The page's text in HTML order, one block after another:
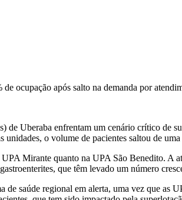
ocupação após salto na demanda por
de Uberaba enfrentam um cenário crítico de
o volume de pacientes saltou de
Mirante quanto na UPA São Benedito.
que têm levado um número
de saúde regional em alerta, uma vez que as